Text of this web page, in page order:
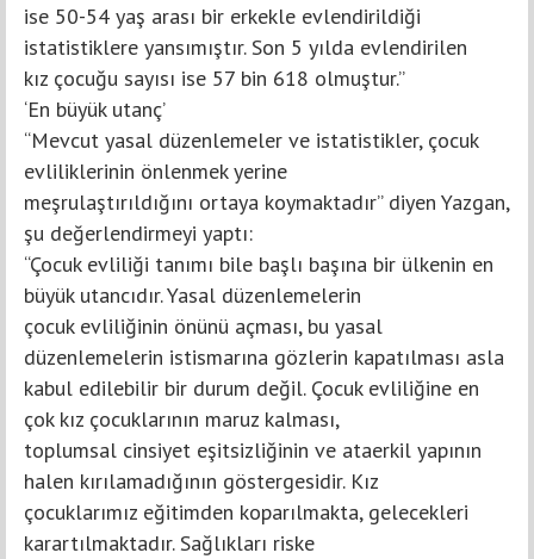
ise 50-54 yaş arası bir erkekle evlendirildiği
istatistiklere yansımıştır. Son 5 yılda evlendirilen
kız çocuğu sayısı ise 57 bin 618 olmuştur.”
‘En büyük utanç’
“Mevcut yasal düzenlemeler ve istatistikler, çocuk
evliliklerinin önlenmek yerine
meşrulaştırıldığını ortaya koymaktadır” diyen Yazgan,
şu değerlendirmeyi yaptı:
“Çocuk evliliği tanımı bile başlı başına bir ülkenin en
büyük utancıdır. Yasal düzenlemelerin
çocuk evliliğinin önünü açması, bu yasal
düzenlemelerin istismarına gözlerin kapatılması asla
kabul edilebilir bir durum değil. Çocuk evliliğine en
çok kız çocuklarının maruz kalması,
toplumsal cinsiyet eşitsizliğinin ve ataerkil yapının
halen kırılamadığının göstergesidir. Kız
çocuklarımız eğitimden koparılmakta, gelecekleri
karartılmaktadır. Sağlıkları riske